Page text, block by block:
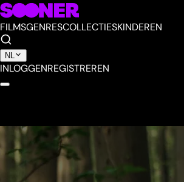
FILMSGENRESCOLLECTIESKINDEREN
NL
INLOGGENREGISTREREN